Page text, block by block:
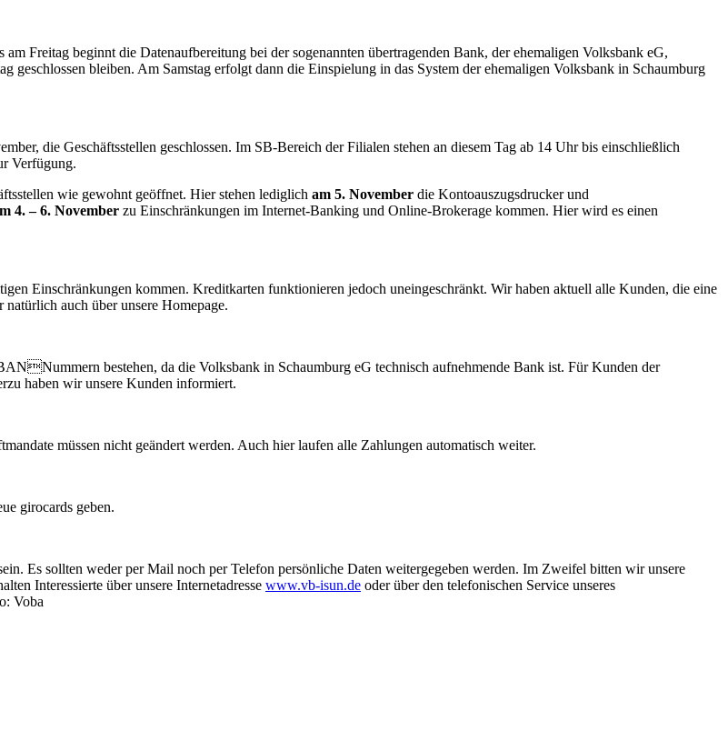
Freitag beginnt die Datenaufbereitung bei der sogenannten übertragenden Bank, der ehemaligen Volksbank eG,
geschlossen bleiben. Am Samstag erfolgt dann die Einspielung in das System der ehemaligen Volksbank in Schaumburg
die Geschäftsstellen geschlossen. Im SB-Bereich der Filialen stehen an diesem Tag ab 14 Uhr bis einschließlich
Verfügung.
wie gewohnt geöffnet. Hier stehen lediglich am 5. November die Kontoauszugsdrucker und
4. – 6. November zu Einschränkungen im Internet-Banking und Online-Brokerage kommen. Hier wird es einen
Einschränkungen kommen. Kreditkarten funktionieren jedoch uneingeschränkt. Wir haben aktuell alle Kunden, die eine
auch über unsere Homepage.
bestehen, da die Volksbank in Schaumburg eG technisch aufnehmende Bank ist. Für Kunden der
haben wir unsere Kunden informiert.
müssen nicht geändert werden. Auch hier laufen alle Zahlungen automatisch weiter.
girocards geben.
Es sollten weder per Mail noch per Telefon persönliche Daten weitergegeben werden. Im Zweifel bitten wir unsere
Interessierte über unsere Internetadresse www.vb-isun.de oder über den telefonischen Service unseres
Voba